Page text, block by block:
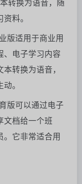
料。
版适用于商业用
、电子学习内容
转换为语音，
。
版可以通过电子
文档给一个班
。它非常适合用